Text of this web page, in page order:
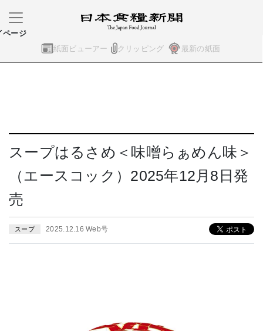
紙面ビューアー クリッピング 最新の紙面
ページ
スープはるさめ＜味噌らぁめん味＞
（エースコック）2025年12月8日発
売
スープ 2025.12.16 Web号